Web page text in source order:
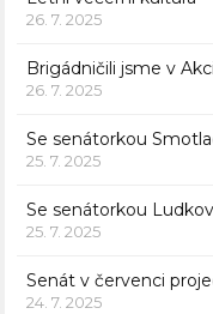
26. 7. 2025
Brigádničili jsme v
26. 7. 2025
Se senátorkou
25. 7. 2025
Se senátorkou
25. 7. 2025
Senát v červenci
24. 7. 2025